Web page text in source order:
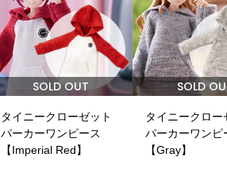
SOLD OUT
タイニークローゼット
パーカーワンピース
【Imperial Red】
SOLD
タイニークロー
パーカーワンピ
【Gray】